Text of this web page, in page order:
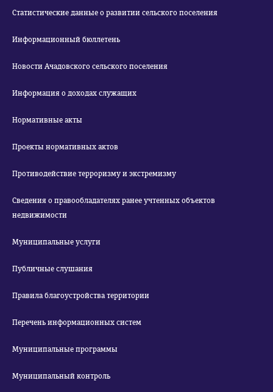
Статистические данные о развитии сельского поселения
Информационный бюллетень
Новости Ачадовского сельского поселения
Информация о доходах служащих
Нормативные акты
Проекты нормативных актов
Противодействие терроризму и экстремизму
Сведения о правообладателях ранее учтенных объектов
недвижимости
Муниципальные услуги
Публичные слушания
Правила благоустройства территории
Перечень информационных систем
Муниципальные программы
Муниципальный контроль